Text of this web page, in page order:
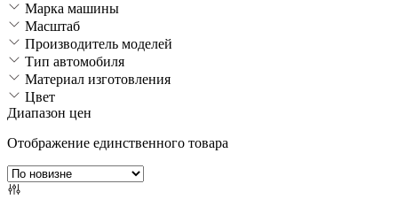
Марка машины
Масштаб
Производитель моделей
Тип автомобиля
Материал изготовления
Цвет
Диапазон цен
Отображение единственного товара